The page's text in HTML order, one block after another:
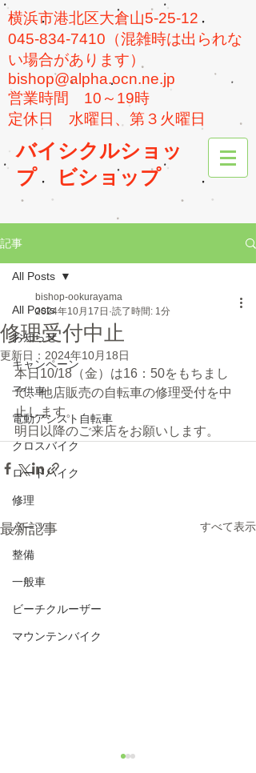
横浜市港北区大倉山5-25-12
045-834-7410（混雑時は出られな
い場合があります）
bishop@alpha.ocn.ne.jp
​営業時間 10～19時
​定休日 水曜日、第３火曜日
バイシクルショッ
プ
ビショップ
記事
All Posts
お知らせ
キャンペーン
子供車
電動アシスト自転車
クロスバイク
ロードバイク
修理
パーツ
整備
一般車
ビーチクルーザー
マウンテンバイク
All Posts
修理受付中止
bishop-ookurayama
2024年10月17日 読了時間: 1分
更新日： 2024年10月18日
本日10/18（金）は16：50をもちまし
て、他店販売の自転車の修理受付を中
止します。
明日以降のご来店をお願いします。
最新記事 すべて表示